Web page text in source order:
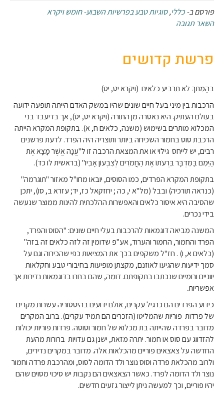
פורסם ב-כללי,סוגיות טבע בפרשיות השבוע- חומש ויקרא
השאר תגובה
פרשת קדושים
בְּהֶמְתְּךָ לֹא תַרְבִּיעַ כִּלְאַיִם (ויקרא יט, יט)
הרכבות בין מיני בעל חיים שונים שהיו במשק האדם הייתה תופעה ידועה
בעולם העתיק. היא נאסרה מן התורה (ויקרא יט, יט), אך בדיעבד בני
המכלוא מותרים בשימוש (משנה, כלאים ח, א). בתקופת המקרא הייתה
הרכבת סוס בחמור השכיחה ביותר ותוצריה היה הפרד. לדעת פרשנים
רבים, יש לייחס גילוי או את המצאת הרכבה זו ל"עֲנָה אֲשֶׁר מָצָא אֶת
הַיֵּמִם בַּמִּדְבָּר בִּרְעֹתוֹ אֶת הַחֲמֹרִים לְצִבְעוֹן אָבִיו" (בראשית לו כד).
בתקופת המקרא הפרדים, כמו הסוסים, יובאו מחו"ל מאזור "תוגרמה"
(כנראה תורכיה) ובבל (מל"א י, כה ; יחזקאל כז, יד; עזרא ב, סו), יתכן
שהסיבה היא איסור כלאים והאפשרות ההלכתית להינות ממוצר שנעשה
בידי נכרים.
המשנה מביאה דוגמאות להרכבות בעלי חיים שונים: "הסוס והפרד,
הפרד והחמור, החמור והערוד, אע"פ שדומין זה לזה כלאים זה בזה"
(כלאים א, ו) . חז"ל משקפים בכך את המציאות כפי שהכירוה וגם על
סמך ידיעות שהגיעו לאוזנם, מקצתן מופיעות בחיבורי טבע וחקלאות
יווניים ורומיים שנכתבו בתקופתם. דומה, שהם בחרו בדוגמאות נדירות אך
אפשריות.
כידוע הפרדים הם כרגיל עקרים, אולם ידועים בהיסטוריה עשרות מקרים
של פרדות פוריות שהמליטו (הזכרים הם תמיד עקרים). ברוב המקרים
מדובר בפרדה שהייתה בת מכלוא של חמור וסוסה. פרדות פוריות יכולות
להזדווג עם סוס או חמור. יתרה מזאת, ישנן גם עדויות ברורות מהעת
החדשה על צאצאים פוריים מהכלאות אלה. מדובר במקרים נדירים,
ולרוב מהכלאת פרדה וסוס נוצר ולד הדומה לסוס, ומהרכבת פרדה וחמור
נוצר ולד הדומה לפרד. כאשר הצאצאים הם נקבות יש סיכוי מסוים שהם
יהיו פוריים, וכך למעשה ניתן לייצור גזעים חדשים.